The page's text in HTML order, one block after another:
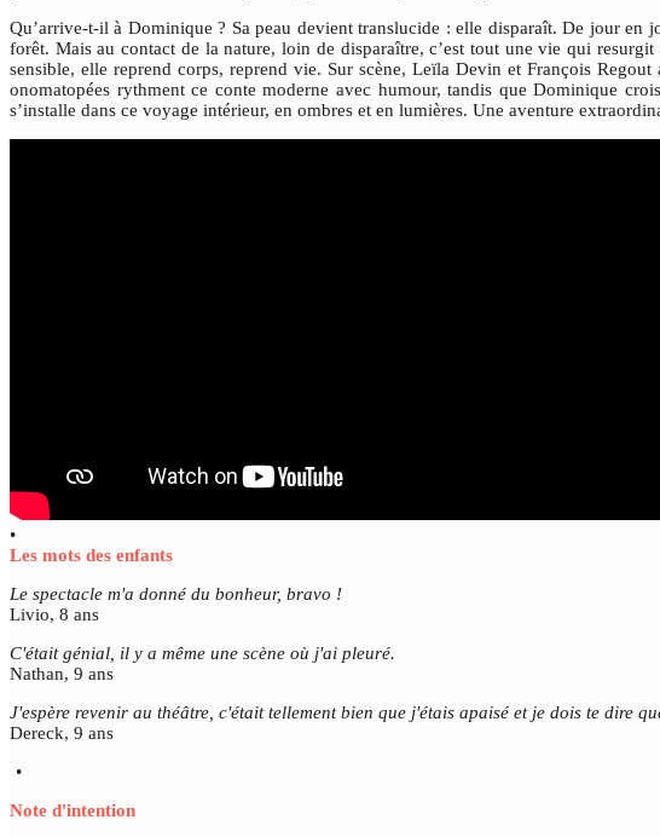
Qu’arrive-t-il à Dominique ? Sa peau devient translucide : elle disparaît. De jour en
forêt. Mais au contact de la nature, loin de disparaître, c’est tout une vie qui
sensible, elle reprend corps, reprend vie. Sur scène, Leïla Devin et François
onomatopées rythment ce conte moderne avec humour, tandis que Dominique
s’installe dans ce voyage intérieur, en ombres et en lumières. Une aventure
•
Les mots des enfants
Le spectacle m'a donné du bonheur, bravo !
Livio, 8 ans
C'était génial, il y a même une scène où j'ai pleuré.
Nathan, 9 ans
J'espère revenir au théâtre, c'était tellement bien que j'étais apaisé et je dois te dire
Dereck, 9 ans
•
Note d'intention